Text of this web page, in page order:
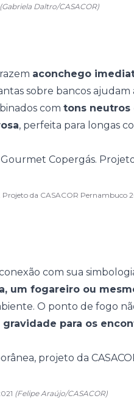
(Gabriela Daltro/CASACOR)
aconchego
sobre bancos
com tons neutros
, perfeita para longas
da CASACOR Pernambuco
com sua
um fogareiro ou
O ponto de fogo
para os
(Felipe Araújo/CASACOR)